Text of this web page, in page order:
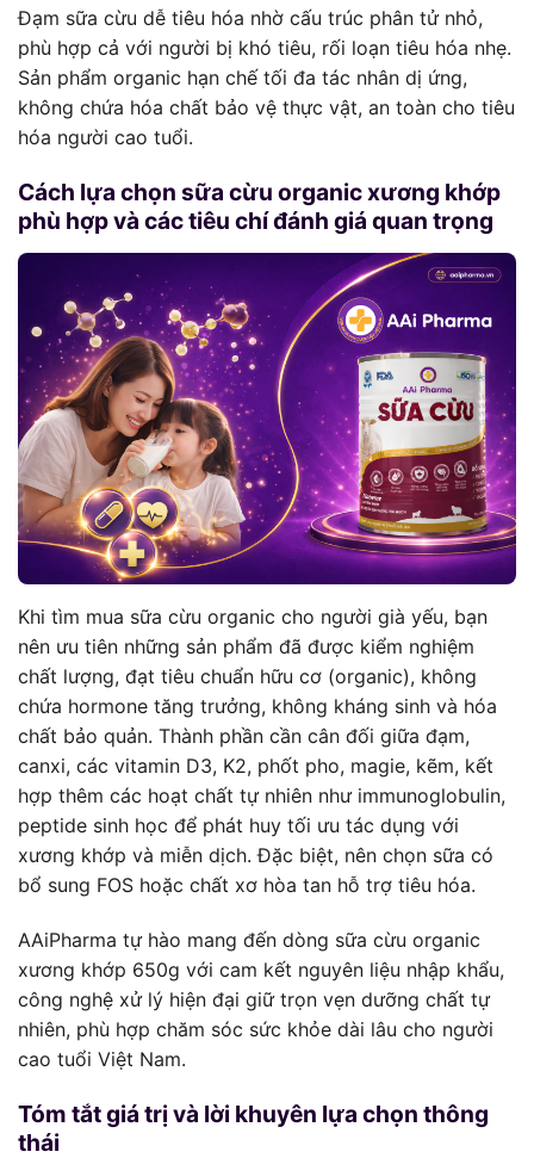
Đạm sữa cừu dễ tiêu hóa nhờ cấu trúc phân tử nhỏ,
phù hợp cả với người bị khó tiêu, rối loạn tiêu hóa nhẹ.
Sản phẩm organic hạn chế tối đa tác nhân dị ứng,
không chứa hóa chất bảo vệ thực vật, an toàn cho tiêu
hóa người cao tuổi.
Cách lựa chọn sữa cừu organic xương khớp
phù hợp và các tiêu chí đánh giá quan trọng
Khi tìm mua sữa cừu organic cho người già yếu, bạn
nên ưu tiên những sản phẩm đã được kiểm nghiệm
chất lượng, đạt tiêu chuẩn hữu cơ (organic), không
chứa hormone tăng trưởng, không kháng sinh và hóa
chất bảo quản. Thành phần cần cân đối giữa đạm,
canxi, các vitamin D3, K2, phốt pho, magie, kẽm, kết
hợp thêm các hoạt chất tự nhiên như immunoglobulin,
peptide sinh học để phát huy tối ưu tác dụng với
xương khớp và miễn dịch. Đặc biệt, nên chọn sữa có
bổ sung FOS hoặc chất xơ hòa tan hỗ trợ tiêu hóa.
AAiPharma tự hào mang đến dòng sữa cừu organic
xương khớp 650g với cam kết nguyên liệu nhập khẩu,
công nghệ xử lý hiện đại giữ trọn vẹn dưỡng chất tự
nhiên, phù hợp chăm sóc sức khỏe dài lâu cho người
cao tuổi Việt Nam.
Tóm tắt giá trị và lời khuyên lựa chọn thông
thái